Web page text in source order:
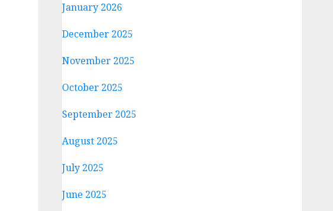
January 2026
December 2025
November 2025
October 2025
September 2025
August 2025
July 2025
June 2025